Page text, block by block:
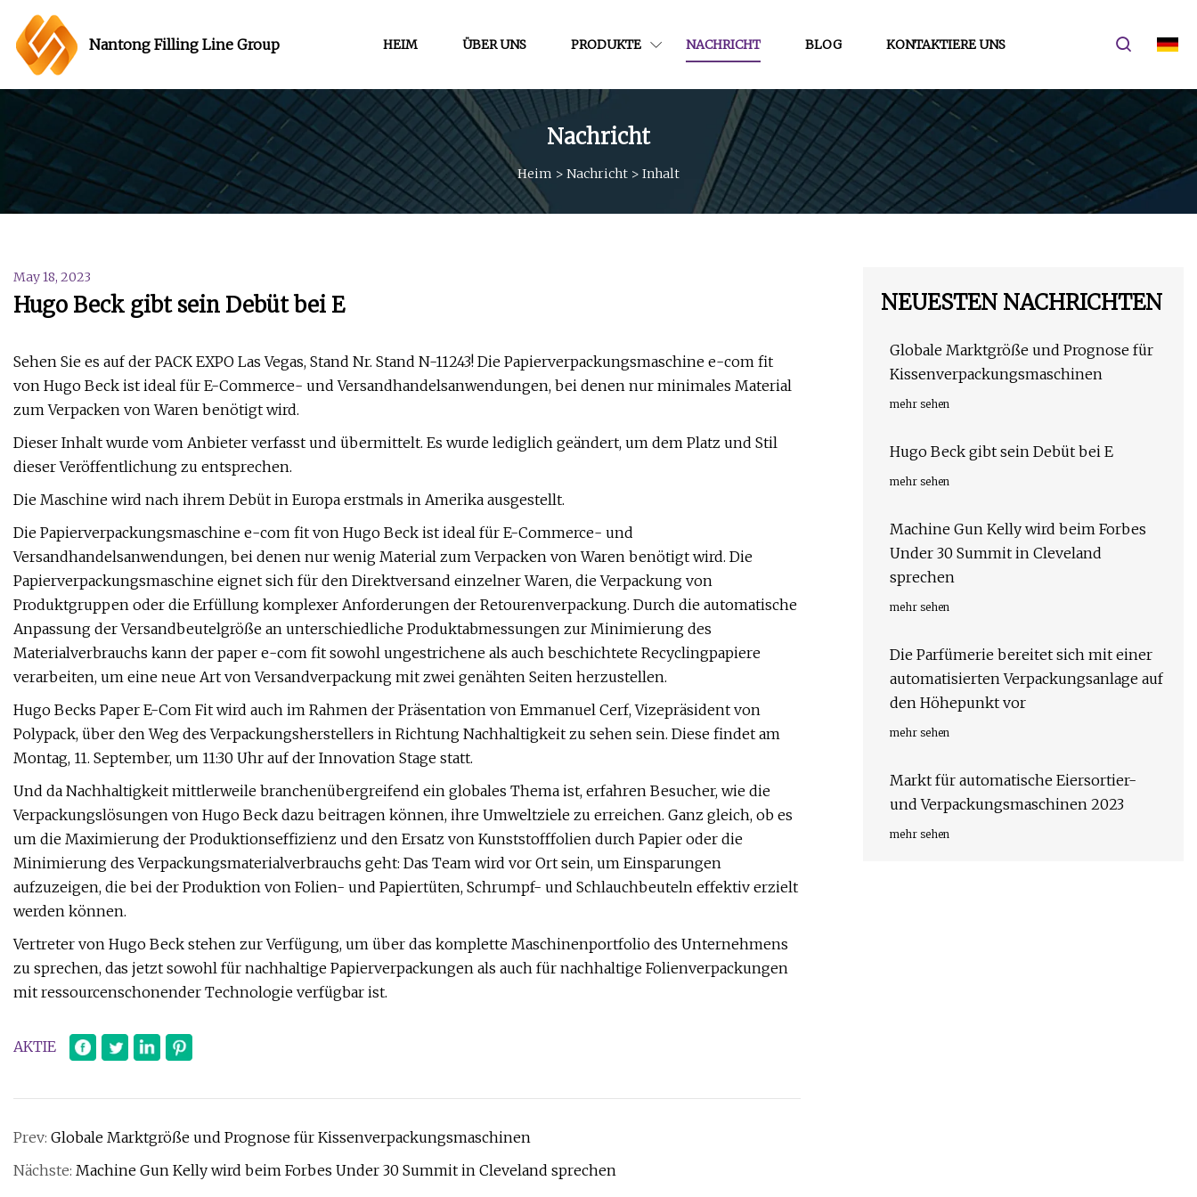
Nantong Filling Line Group HEIM ÜBER UNS PRODUKTE NACHRICHT BLOG KONTAKTIERE UNS
Nachricht
Heim > Nachricht > Inhalt
May 18, 2023
Hugo Beck gibt sein Debüt bei E
Sehen Sie es auf der PACK EXPO Las Vegas, Stand Nr. Stand N-11243! Die Papierverpackungsmaschine e-com fit
von Hugo Beck ist ideal für E-Commerce- und Versandhandelsanwendungen, bei denen nur minimales Material
zum Verpacken von Waren benötigt wird.
Dieser Inhalt wurde vom Anbieter verfasst und übermittelt. Es wurde lediglich geändert, um dem Platz und Stil
dieser Veröffentlichung zu entsprechen.
Die Maschine wird nach ihrem Debüt in Europa erstmals in Amerika ausgestellt.
Die Papierverpackungsmaschine e-com fit von Hugo Beck ist ideal für E-Commerce- und
Versandhandelsanwendungen, bei denen nur wenig Material zum Verpacken von Waren benötigt wird. Die
Papierverpackungsmaschine eignet sich für den Direktversand einzelner Waren, die Verpackung von
Produktgruppen oder die Erfüllung komplexer Anforderungen der Retourenverpackung. Durch die automatische
Anpassung der Versandbeutelgröße an unterschiedliche Produktabmessungen zur Minimierung des
Materialverbrauchs kann der paper e-com fit sowohl ungestrichene als auch beschichtete Recyclingpapiere
verarbeiten, um eine neue Art von Versandverpackung mit zwei genähten Seiten herzustellen.
Hugo Becks Paper E-Com Fit wird auch im Rahmen der Präsentation von Emmanuel Cerf, Vizepräsident von
Polypack, über den Weg des Verpackungsherstellers in Richtung Nachhaltigkeit zu sehen sein. Diese findet am
Montag, 11. September, um 11:30 Uhr auf der Innovation Stage statt.
Und da Nachhaltigkeit mittlerweile branchenübergreifend ein globales Thema ist, erfahren Besucher, wie die
Verpackungslösungen von Hugo Beck dazu beitragen können, ihre Umweltziele zu erreichen. Ganz gleich, ob es
um die Maximierung der Produktionseffizienz und den Ersatz von Kunststofffolien durch Papier oder die
Minimierung des Verpackungsmaterialverbrauchs geht: Das Team wird vor Ort sein, um Einsparungen
aufzuzeigen, die bei der Produktion von Folien- und Papiertüten, Schrumpf- und Schlauchbeuteln effektiv erzielt
werden können.
Vertreter von Hugo Beck stehen zur Verfügung, um über das komplette Maschinenportfolio des Unternehmens
zu sprechen, das jetzt sowohl für nachhaltige Papierverpackungen als auch für nachhaltige Folienverpackungen
mit ressourcenschonender Technologie verfügbar ist.
AKTIE
Prev: Globale Marktgröße und Prognose für Kissenverpackungsmaschinen
Nächste: Machine Gun Kelly wird beim Forbes Under 30 Summit in Cleveland sprechen
NEUESTEN NACHRICHTEN
Globale Marktgröße und Prognose für
Kissenverpackungsmaschinen
mehr sehen
Hugo Beck gibt sein Debüt bei E
mehr sehen
Machine Gun Kelly wird beim Forbes
Under 30 Summit in Cleveland
sprechen
mehr sehen
Die Parfümerie bereitet sich mit einer
automatisierten Verpackungsanlage auf
den Höhepunkt vor
mehr sehen
Markt für automatische Eiersortier-
und Verpackungsmaschinen 2023
mehr sehen